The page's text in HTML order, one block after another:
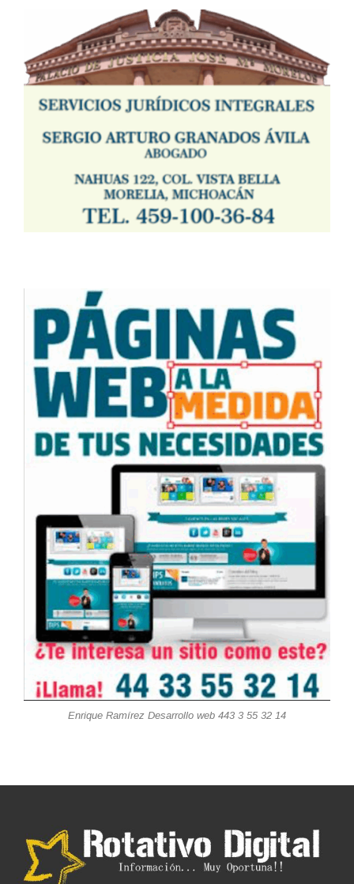
Enrique Ramírez Desarrollo web 443 3 55 32 14